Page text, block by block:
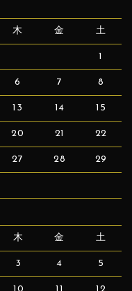
木 金 土
1
6 7 8
13 14 15
20 21 22
27 28 29
木 金 土
3 4 5